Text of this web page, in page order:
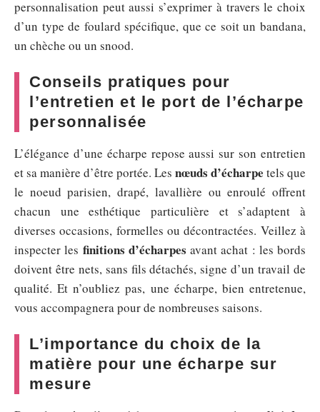
personnalisation peut aussi s’exprimer à travers le choix
d’un type de foulard spécifique, que ce soit un bandana,
un chèche ou un snood.
Conseils pratiques pour
l’entretien et le port de l’écharpe
personnalisée
L’élégance d’une écharpe repose aussi sur son entretien
et sa manière d’être portée. Les nœuds d’écharpe tels que
le noeud parisien, drapé, lavallière ou enroulé offrent
chacun une esthétique particulière et s’adaptent à
diverses occasions, formelles ou décontractées. Veillez à
inspecter les finitions d’écharpes avant achat : les bords
doivent être nets, sans fils détachés, signe d’un travail de
qualité. Et n’oubliez pas, une écharpe, bien entretenue,
vous accompagnera pour de nombreuses saisons.
L’importance du choix de la
matière pour une écharpe sur
mesure